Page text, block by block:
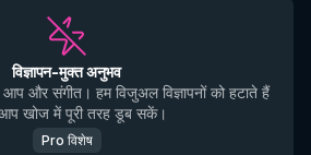
विज्ञापन-मुक्त अनुभव
और संगीत। हम विजुअल विज्ञापनों को हटाते हैं
खोज में पूरी तरह डूब सकें।
Pro विशेष